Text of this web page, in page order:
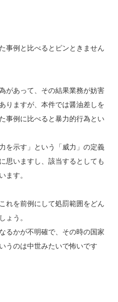
事例と比べるとピンときません
があって、その結果業務が妨害
りますが、本件では醤油差しを
事例に比べると暴力的行為とい
を示す」という「威力」の定義
思いますし、該当するとしても
ます。
れを前例にして処罰範囲をどん
ょう。
るかが不明確で、その時の国家
うのは中世みたいで怖いです